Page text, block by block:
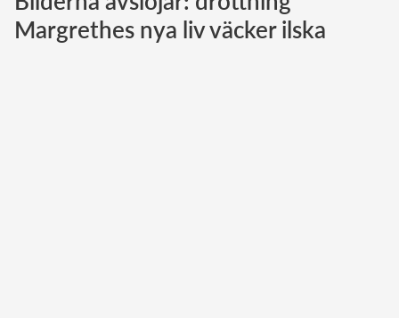
Norska kungahuset
Margrethes nya liv väcker ilska